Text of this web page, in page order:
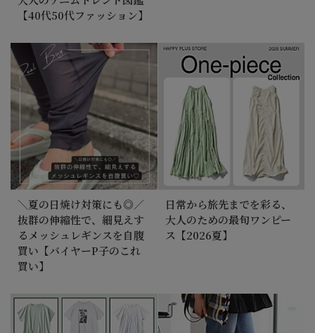
【40代50代ファッション】
＼夏の日焼け対策にも◎／
抜群の伸縮性で、細見えす
るメッシュレギンスを自腹
買い【バイヤーP子のこれ
買い】
日常から旅先までを彩る、
大人のための最旬ワンピー
ス【2026夏】